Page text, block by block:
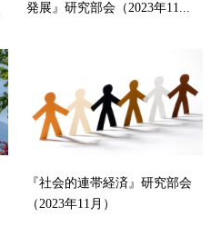
発展』研究部会（2023年11...
『社会的連帯経済』研究部会
（2023年11月）